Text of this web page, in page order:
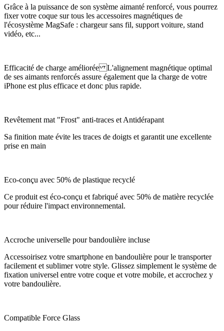
Grâce à la puissance de son système aimanté renforcé, vous pourrez
fixer votre coque sur tous les accessoires magnétiques de
l'écosystème MagSafe : chargeur sans fil, support voiture, stand
vidéo, etc...
Efficacité de charge améliorée L'alignement magnétique optimal
de ses aimants renforcés assure également que la charge de votre
iPhone est plus efficace et donc plus rapide.
Revêtement mat "Frost" anti-traces et Antidérapant
Sa finition mate évite les traces de doigts et garantit une excellente
prise en main
Eco-conçu avec 50% de plastique recyclé
Ce produit est éco-conçu et fabriqué avec 50% de matière recyclée
pour réduire l'impact environnemental.
Accroche universelle pour bandoulière incluse
Accessoirisez votre smartphone en bandoulière pour le transporter
facilement et sublimer votre style. Glissez simplement le système de
fixation universel entre votre coque et votre mobile, et accrochez y
votre bandoulière.
Compatible Force Glass